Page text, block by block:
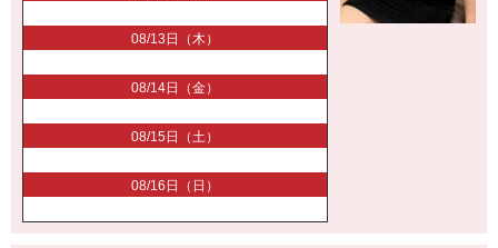
08/13日（木）
08/14日（金）
08/15日（土）
08/16日（日）